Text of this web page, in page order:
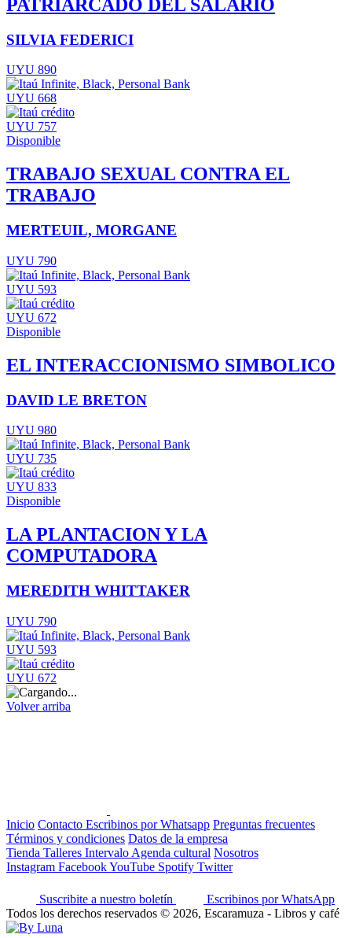
PATRIARCADO DEL SALARIO
SILVIA FEDERICI
UYU 890
UYU 668
UYU 757
Disponible
TRABAJO SEXUAL CONTRA EL
TRABAJO
MERTEUIL, MORGANE
UYU 790
UYU 593
UYU 672
Disponible
EL INTERACCIONISMO SIMBOLICO
DAVID LE BRETON
UYU 980
UYU 735
UYU 833
Disponible
LA PLANTACION Y LA
COMPUTADORA
MEREDITH WHITTAKER
UYU 790
UYU 593
UYU 672
Volver arriba
Inicio Contacto Escribinos por Whatsapp Preguntas frecuentes
Términos y condiciones Datos de la empresa
Tienda Talleres Intervalo Agenda cultural Nosotros
Instagram FacebookYouTube Spotify Twitter
Suscribite a nuestro boletín
Escribinos por WhatsApp
Todos los derechos reservados © 2026, Escaramuza - Libros y café